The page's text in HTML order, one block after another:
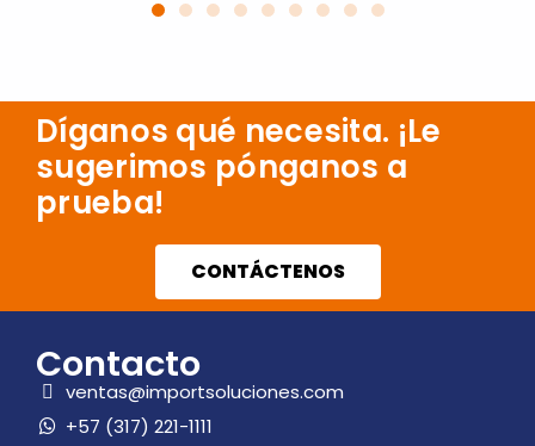
Díganos qué necesita. ¡Le
sugerimos pónganos a
prueba!
CONTÁCTENOS
Contacto
ventas@importsoluciones.com
+57 (317) 221-1111